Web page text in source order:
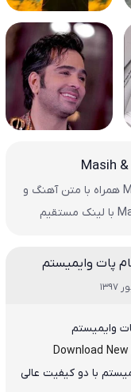
تمام موزیک های اجرا شده Masih & Peyman همراه با متن آهنگ و
پات وایمیستم
وایمیستم
Download
با دو کیفیت عالی